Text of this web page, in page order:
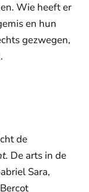
Wie heeft er
en hun
gezwegen,
jouw
de
De arts in de
Sara,